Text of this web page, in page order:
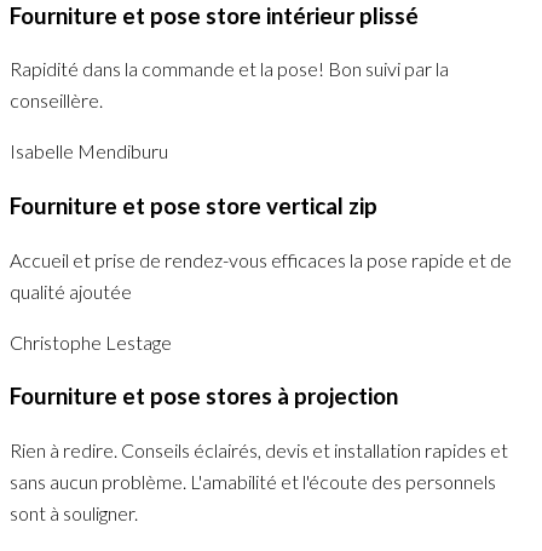
Fourniture et pose store intérieur plissé
Rapidité dans la commande et la pose! Bon suivi par la
conseillère.
Isabelle Mendiburu
Fourniture et pose store vertical zip
Accueil et prise de rendez-vous efficaces la pose rapide et de
qualité ajoutée
Christophe Lestage
Fourniture et pose stores à projection
Rien à redire. Conseils éclairés, devis et installation rapides et
sans aucun problème. L'amabilité et l'écoute des personnels
sont à souligner.